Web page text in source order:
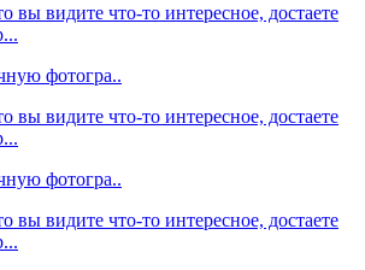
вы видите что-то интересное, достаете
фотогра..
вы видите что-то интересное, достаете
фотогра..
вы видите что-то интересное, достаете